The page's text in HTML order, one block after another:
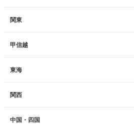
関東
甲信越
東海
関西
中国・四国